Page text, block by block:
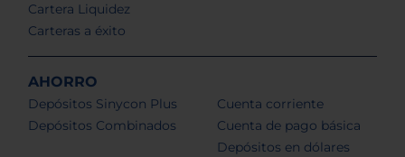
Cartera Liquidez
Carteras a éxito
AHORRO
Depósitos Sinycon Plus
Depósitos Combinados
Cuenta corriente
Cuenta de pago básica
Depósitos en dólares